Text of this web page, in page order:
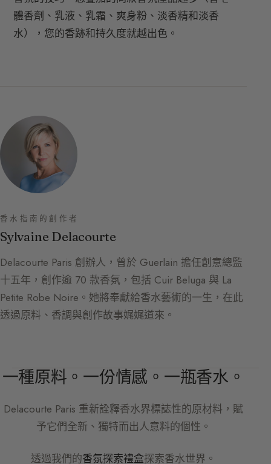
體香劑、乳液、乳霜、爽身粉、淡香精和淡香
水），您的香跡和持久度就越出色。
香水指南的創作者
Sylvaine Delacourte
Delacourte Paris 創辦人，曾於 Guerlain 擔任創意總監
十五年，創作逾 70 款香氛，包括 Cuir Beluga 與 La
Petite Robe Noire。她將奉獻給香水藝術的一生，在此
透過原料、香調與創作故事娓娓道來。
一種原料。一份情感。一瓶香水。
Delacourte Paris 重新詮釋香水界標誌性的原材料，賦
予它們全新、獨特而出人意料的個性。
透過我們的香氛探索禮盒探索香水世界。